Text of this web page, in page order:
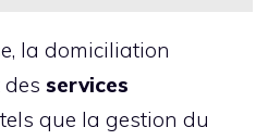
la domiciliation
services
tels que la gestion du